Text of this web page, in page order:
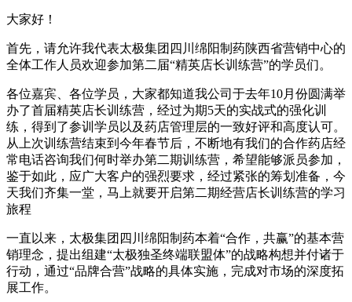
大家好！
首先，请允许我代表太极集团四川绵阳制药陕西省营销中心的
全体工作人员欢迎参加第二届“精英店长训练营”的学员们。
各位嘉宾、各位学员，大家都知道我公司于去年10月份圆满举
办了首届精英店长训练营，经过为期5天的实战式的强化训
练，得到了参训学员以及药店管理层的一致好评和高度认可。
从上次训练营结束到今年春节后，不断地有我们的合作药店经
常电话咨询我们何时举办第二期训练营，希望能够派员参加，
鉴于如此，应广大客户的强烈要求，经过紧张的筹划准备，今
天我们齐集一堂，马上就要开启第二期经营店长训练营的学习
旅程
一直以来，太极集团四川绵阳制药本着“合作，共赢”的基本营
销理念，提出组建“太极独圣终端联盟体”的战略构想并付诸于
行动，通过“品牌合营”战略的具体实施，完成对市场的深度拓
展工作。